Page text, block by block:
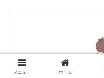
メニュー ホーム